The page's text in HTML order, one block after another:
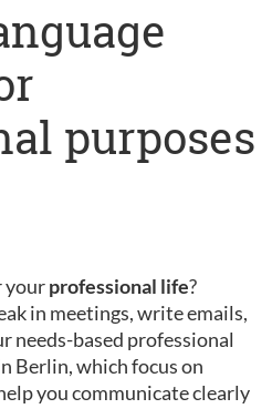
purposes
yourprofessional life?
in meetings, write emails,
needs-based professional
Berlin, which focus on
you communicate clearly